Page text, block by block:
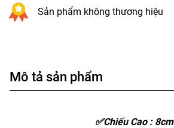
Sản phẩm không thương hiệu
Mô tả sản phẩm
✅Chiếu Cao : 8cm